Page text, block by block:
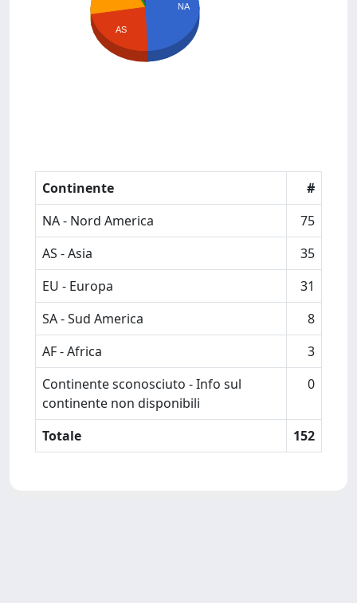
NA
AS
Continente
#
NA - Nord America
75
AS - Asia
35
EU - Europa
31
SA - Sud America
8
AF - Africa
3
Continente sconosciuto - Info sul
continente non disponibili
0
Totale 152